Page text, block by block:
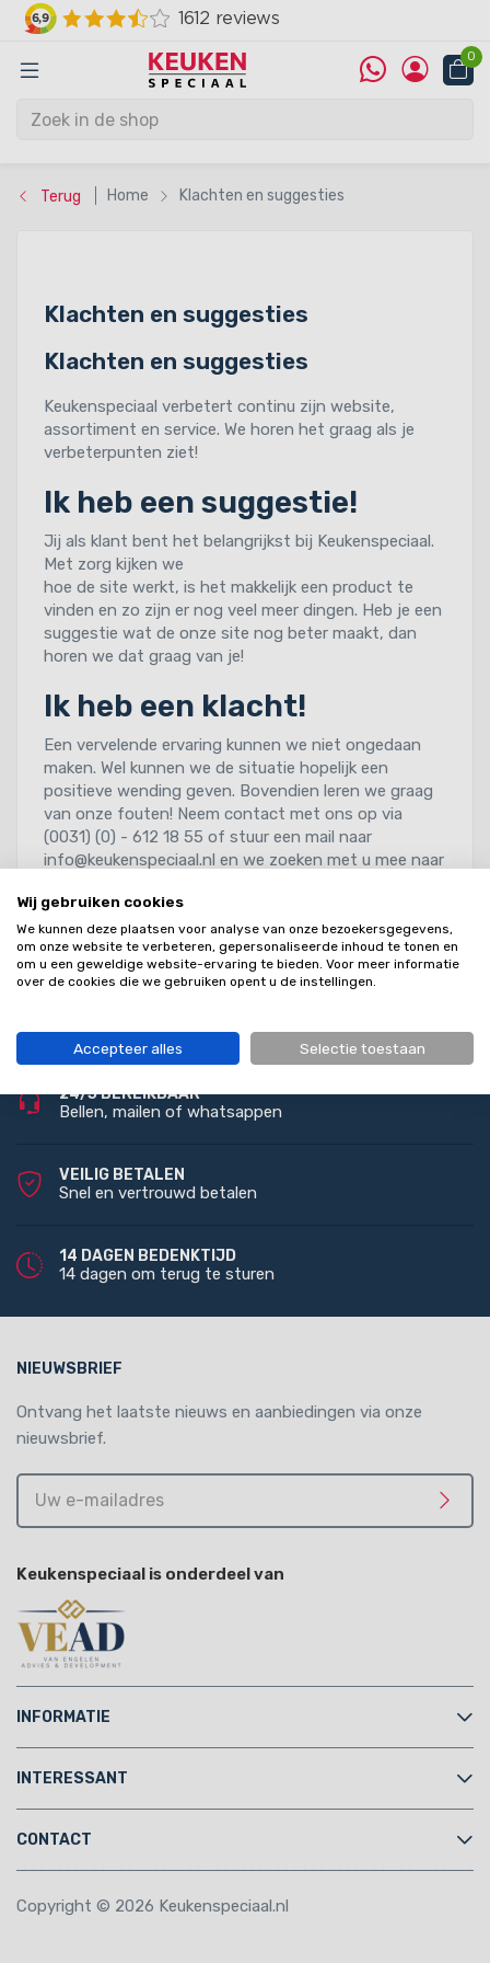
0
Terug Home Klachten en suggesties
Klachten en suggesties
Klachten en suggesties
Keukenspeciaal verbetert continu zijn website,
assortiment en service. We horen het graag als je
verbeterpunten ziet!
Ik heb een suggestie!
Jij als klant bent het belangrijkst bij Keukenspeciaal.
Met zorg kijken we
hoe de site werkt, is het makkelijk een product te
vinden en zo zijn er nog veel meer dingen. Heb je een
suggestie wat de onze site nog beter maakt, dan
horen we dat graag van je!
Ik heb een klacht!
Een vervelende ervaring kunnen we niet ongedaan
maken. Wel kunnen we de situatie hopelijk een
positieve wending geven. Bovendien leren we graag
van onze fouten! Neem contact met ons op via
(0031) (0) - 612 18 55 of stuur een mail naar
info@keukenspeciaal.nl en we zoeken met u mee naar
Bij bestelling vanaf 100 euro (NL)
24/5 BEREIKBAAR
Bellen, mailen of whatsappen
VEILIG BETALEN
Snel en vertrouwd betalen
14 DAGEN BEDENKTIJD
14 dagen om terug te sturen
NIEUWSBRIEF
Ontvang het laatste nieuws en aanbiedingen via onze
nieuwsbrief.
Meld
Keukenspeciaal is onderdeel van
INFORMATIE
INTERESSANT
CONTACT
Copyright © 2026 Keukenspeciaal.nl
Wij gebruiken cookies
We kunnen deze plaatsen voor analyse van onze bezoekersgegevens,
om onze website te verbeteren, gepersonaliseerde inhoud te tonen en
om u een geweldige website-ervaring te bieden. Voor meer informatie
over de cookies die we gebruiken opent u de instellingen.
Accepteer alles Selectie toestaan